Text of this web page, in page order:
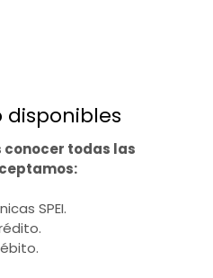
disponibles
todas las
SPEI.